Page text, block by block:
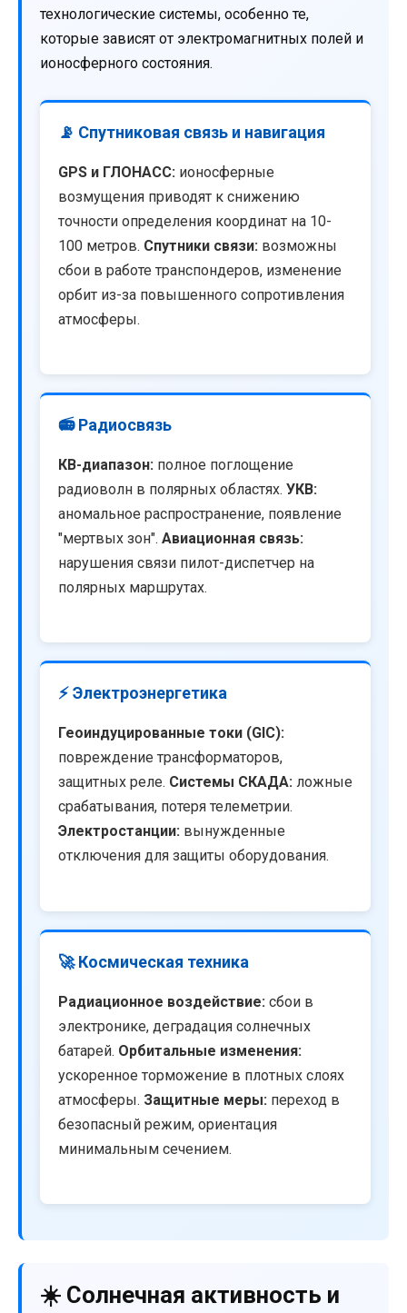
технологические системы, особенно те,
которые зависят от электромагнитных полей и
ионосферного состояния.
📡 Спутниковая связь и навигация
GPS и ГЛОНАСС: ионосферные
возмущения приводят к снижению
точности определения координат на 10-
100 метров. Спутники связи: возможны
сбои в работе транспондеров, изменение
орбит из-за повышенного сопротивления
атмосферы.
📻 Радиосвязь
КВ-диапазон: полное поглощение
радиоволн в полярных областях. УКВ:
аномальное распространение, появление
"мертвых зон". Авиационная связь:
нарушения связи пилот-диспетчер на
полярных маршрутах.
⚡ Электроэнергетика
Геоиндуцированные токи (GIC):
повреждение трансформаторов,
защитных реле. Системы СКАДА: ложные
срабатывания, потеря телеметрии.
Электростанции: вынужденные
отключения для защиты оборудования.
🚀 Космическая техника
Радиационное воздействие: сбои в
электронике, деградация солнечных
батарей. Орбитальные изменения:
ускоренное торможение в плотных слоях
атмосферы. Защитные меры: переход в
безопасный режим, ориентация
минимальным сечением.
☀️ Солнечная активность и